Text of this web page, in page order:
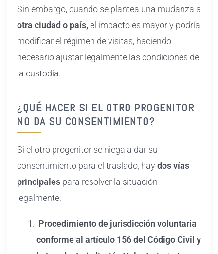
Sin embargo, cuando se plantea una mudanza a
otra ciudad o país,el impacto es mayor y podría
modificar el régimen de visitas, haciendo
necesario ajustar legalmente las condiciones de
la custodia.
¿QUÉ HACER SI EL OTRO PROGENITOR
NO DA SU CONSENTIMIENTO?
Si el otro progenitor se niega a dar su
consentimiento para el traslado, hay dos vías
principales para resolver la situación
legalmente:
Procedimiento de jurisdicción voluntaria
conforme al artículo 156 del Código Civil y